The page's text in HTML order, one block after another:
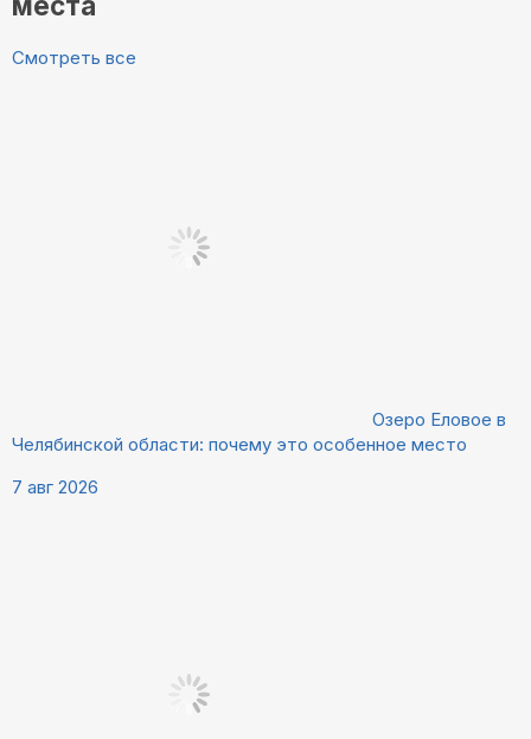
Смотреть все
Озеро Еловое в
Челябинской области: почему это особенное место
7 авг 2026